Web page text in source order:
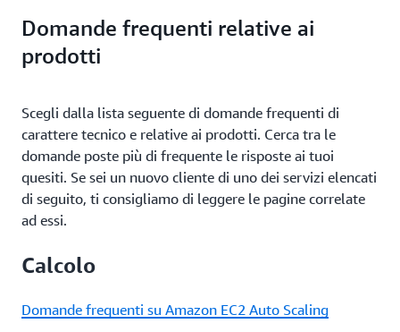
Domande frequenti relative ai
prodotti
Scegli dalla lista seguente di domande frequenti di
carattere tecnico e relative ai prodotti. Cerca tra le
domande poste più di frequente le risposte ai tuoi
quesiti. Se sei un nuovo cliente di uno dei servizi elencati
di seguito, ti consigliamo di leggere le pagine correlate
ad essi.
Calcolo
Domande frequenti su Amazon EC2 Auto Scaling